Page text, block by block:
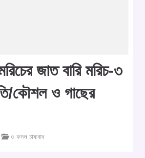
জাত বারি মরিচ-৩
কৌশল ও গাছের
○ ফসল চাষাবাদ